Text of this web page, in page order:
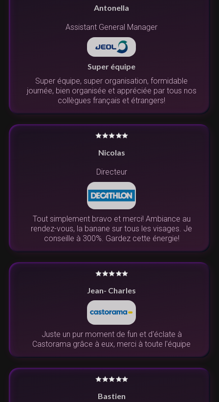
Antonella
Assistant General Manager
Super équipe
Super équipe, super organisation, formidable
journée, bien organisée et appréciée par tous nos
collègues français et étrangers!
Nicolas
Directeur
Tout simplement bravo et merci! Ambiance au
rendez-vous, la banane sur tous les visages. Je
conseille à 300%. Gardez cette énergie!
Jean- Charles
Juste un pur moment de fun et d'éclate à
Castorama grâce à eux, merci à toute l'équipe
Bastien